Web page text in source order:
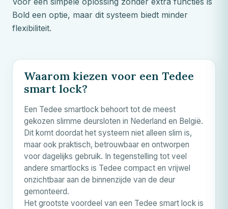
Bold een optie, maar dit systeem biedt minder
flexibiliteit.
Waarom kiezen voor een Tedee
smart lock?
Een Tedee smartlock behoort tot de meest
gekozen slimme deursloten in Nederland en België.
Dit komt doordat het systeem niet alleen slim is,
maar ook praktisch, betrouwbaar en ontworpen
voor dagelijks gebruik. In tegenstelling tot veel
andere smartlocks is Tedee compact en vrijwel
onzichtbaar aan de binnenzijde van de deur
gemonteerd.
Het grootste voordeel van een Tedee smart lock is